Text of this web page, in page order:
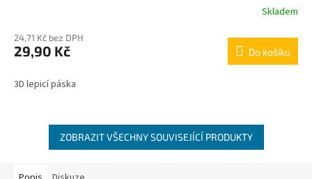
Skladem
24,71 Kč bez DPH
29,90 Kč Do košíku
3D lepicí páska
ZOBRAZIT VŠECHNY SOUVISEJÍCÍ PRODUKTY